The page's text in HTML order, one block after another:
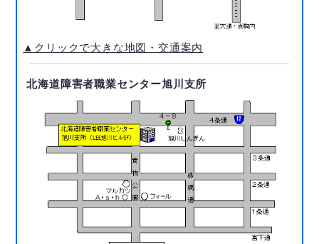
▲クリックで大きな地図・交通案内
北海道障害者職業センター旭川支所